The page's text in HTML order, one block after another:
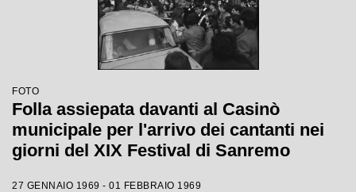
FOTO
Folla assiepata davanti al Casinò
municipale per l'arrivo dei cantanti nei
giorni del XIX Festival di Sanremo
27 GENNAIO 1969 - 01 FEBBRAIO 1969